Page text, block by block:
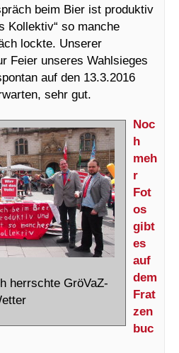
beim Bier ist produktiv
Kollektiv“ so manche
lockte. Unserer
Feier unseres Wahlsieges
auf den 13.3.2016
sehr gut.
herrschte GröVaZ-
Noc
h
meh
r
Fot
os
gibt
es
auf
dem
Frat
zen
buc